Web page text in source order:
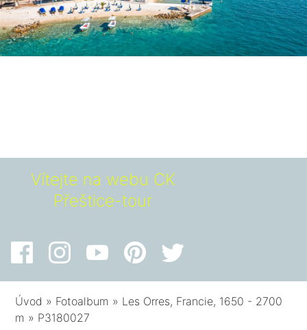
Vítejte na webu CK
Přeštice-tour
Úvod » Fotoalbum » Les Orres, Francie, 1650 - 2700
m » P3180027